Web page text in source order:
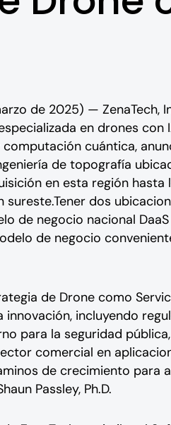
de 2025) — ZenaTech,
en drones
computación cuántica,
de topografía
en esta región
dos
de negocio nacional
de negocio
de Drone como
incluyendo
para la seguridad
comercial en
de crecimiento para
Passley, Ph.D.